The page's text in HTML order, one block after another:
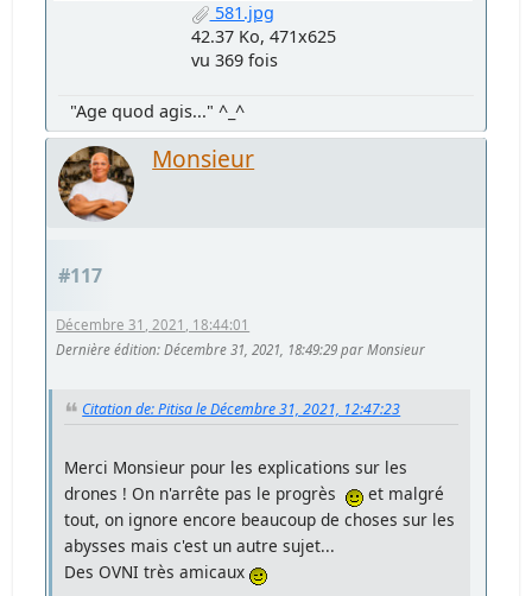
581.jpg
42.37 Ko, 471x625
vu 369 fois
"Age quod agis..." ^_^
Monsieur
#117
Décembre 31, 2021, 18:44:01
Dernière édition: Décembre 31, 2021, 18:49:29 par Monsieur
Citation de: Pitisa le Décembre 31, 2021, 12:47:23
Merci Monsieur pour les explications sur les
drones ! On n'arrête pas le progrès
et malgré
tout, on ignore encore beaucoup de choses sur les
abysses mais c'est un autre sujet...
Des OVNI très amicaux